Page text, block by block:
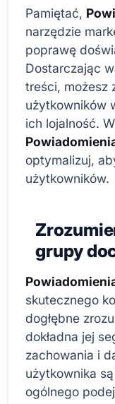
Pamiętać,
narzędzie
poprawę
Dostarczając
treści, możesz
użytkowników
ich lojalność.
optymalizuj,
użytkowników.
grupy
skutecznego
dogłębne
dokładna jej
zachowania i
użytkownika
ogólnego